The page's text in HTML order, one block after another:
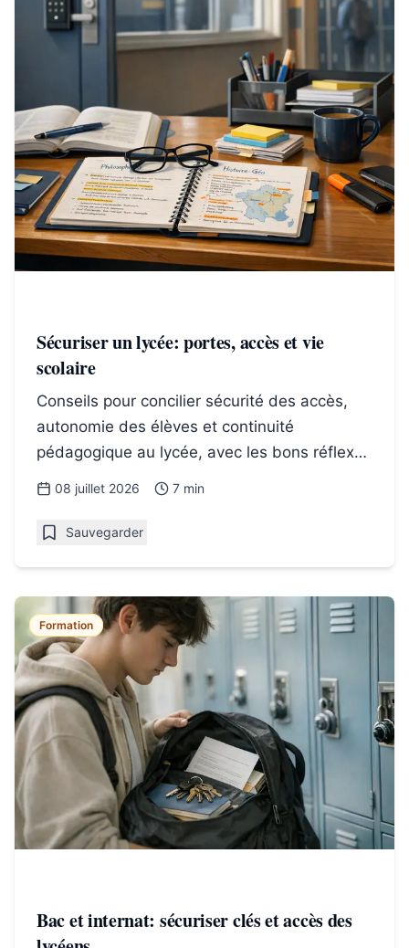
Sécuriser un lycée: portes, accès et vie
scolaire
Conseils pour concilier sécurité des accès,
autonomie des élèves et continuité
pédagogique au lycée, avec les bons réflexes
pour portes et clés.
08 juillet 2026 7 min
Sauvegarder
Formation
Bac et internat: sécuriser clés et accès des